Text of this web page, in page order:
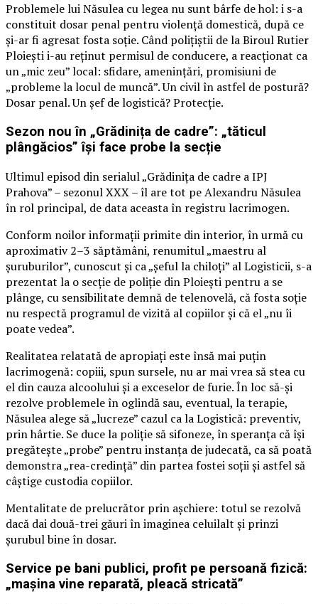
Problemele lui Năsulea cu legea nu sunt bârfe de hol: i s-a
constituit dosar penal pentru violență domestică, după ce
și-ar fi agresat fosta soție. Când polițiștii de la Biroul Rutier
Ploiești i-au reținut permisul de conducere, a reacționat ca
un „mic zeu” local: sfidare, amenințări, promisiuni de
„probleme la locul de muncă”. Un civil în astfel de postură?
Dosar penal. Un șef de logistică? Protecție.
Sezon nou în „Grădinița de cadre”: „tăticul
plângăcios” își face probe la secție
Ultimul episod din serialul „Grădinița de cadre a IPJ
Prahova” – sezonul XXX – îl are tot pe Alexandru Năsulea
în rol principal, de data aceasta în registru lacrimogen.
Conform noilor informații primite din interior, în urmă cu
aproximativ 2–3 săptămâni, renumitul „maestru al
șuruburilor”, cunoscut și ca „șeful la chiloți” al Logisticii, s-a
prezentat la o secție de poliție din Ploiești pentru a se
plânge, cu sensibilitate demnă de telenovelă, că fosta soție
nu respectă programul de vizită al copiilor și că el „nu îi
poate vedea”.
Realitatea relatată de apropiați este însă mai puțin
lacrimogenă: copiii, spun sursele, nu ar mai vrea să stea cu
el din cauza alcoolului și a exceselor de furie. În loc să-și
rezolve problemele în oglindă sau, eventual, la terapie,
Năsulea alege să „lucreze” cazul ca la Logistică: preventiv,
prin hârtie. Se duce la poliție să sifoneze, în speranța că își
pregătește „probe” pentru instanța de judecată, ca să poată
demonstra „rea-credință” din partea fostei soții și astfel să
câștige custodia copiilor.
Mentalitate de prelucrător prin așchiere: totul se rezolvă
dacă dai două-trei găuri în imaginea celuilalt și prinzi
șurubul bine în dosar.
Service pe bani publici, profit pe persoană fizică:
„mașina vine reparată, pleacă stricată”